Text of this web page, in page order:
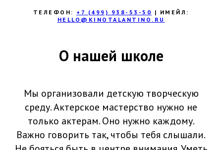
ТЕЛЕФОН: +7 (499) 938-53-50 | ИМЕЙЛ:
HELLO@KINOTALANTINO.RU
О нашей школе
Мы организовали детскую творческую
среду. Актерское мастерство нужно не
только актерам. Оно нужно каждому.
Важно говорить так, чтобы тебя слышали.